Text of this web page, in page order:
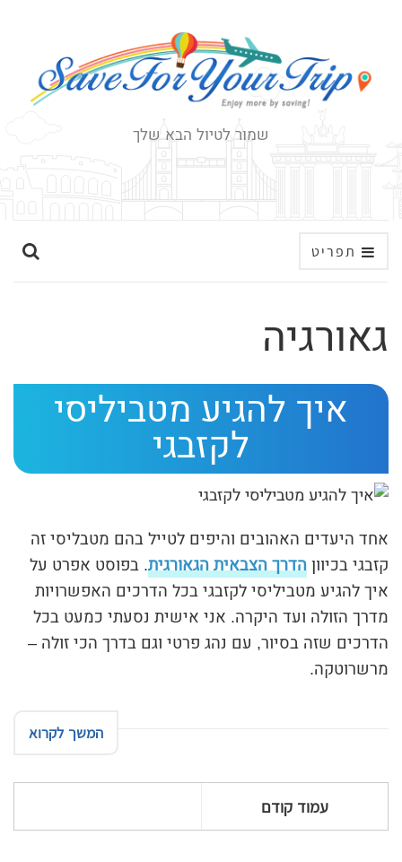
שמור לטיול הבא שלך
תפריט
ה
ת
ב
גאורגיה
איך להגיע מטביליסי
לקזבגי
אחד היעדים האהובים והיפים לטייל בהם מטבליסי זה
קזבגי בכיווןהדרך הצבאית הגאורגית. בפוסט אפרט על
איך להגיע מטביליסי לקזבגי בכל הדרכים האפשרויות
מדרך הזולה ועד היקרה. אני אישית נסעתי כמעט בכל
הדרכים שזה בסיור, עם נהג פרטי וגם בדרך הכי זולה –
מרשרוטקה.
המשך לקרוא
עמוד קודם